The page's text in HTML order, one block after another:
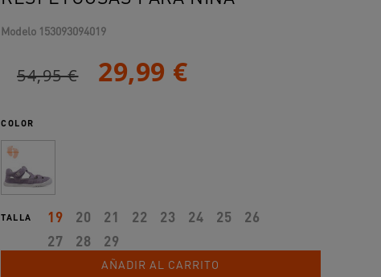
Modelo 153093094019
54,95 € 29,99 €
COLOR
TALLA 19 20 21 22 23 24 25
26
27
28 29
AÑADIR AL CARRITO